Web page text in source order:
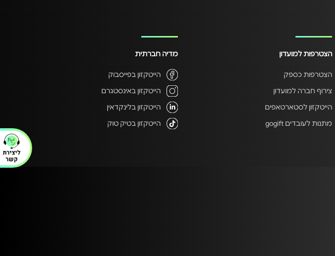
הצטרפות למועדון
הצטרפות כספק
צירוף חברה למועדון
הייטקזון לסטארטאפים
מתנות לעובדים gogift
מדיה חברתית
הייטקזון בפייסבוק
הייטקזון באינסטגרם
הייטקזון בלינקדאין
הייטקזון בטיק טוק